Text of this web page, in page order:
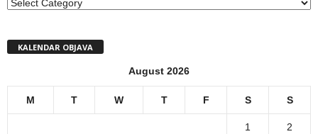
KALENDAR OBJAVA
August 2026
M T W T F S S
1 2